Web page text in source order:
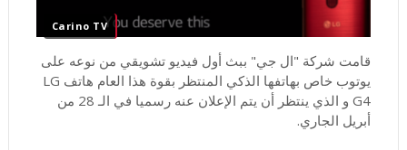
Carino TV
قامت شركة "ال جي" ببث أول فيديو تشويقي من نوعه على
يوتوب خاص بهاتفها الذكي المنتظر بقوة هذا العام هاتف LG
G4 و الذي ينتظر أن يتم الإعلان عنه رسميا في الـ 28 من
أبريل الجاري.